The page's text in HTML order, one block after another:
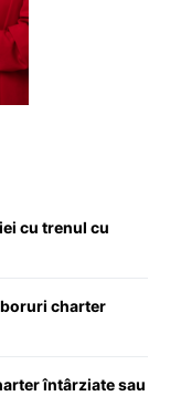
cu trenul cu
charter
întârziate sau